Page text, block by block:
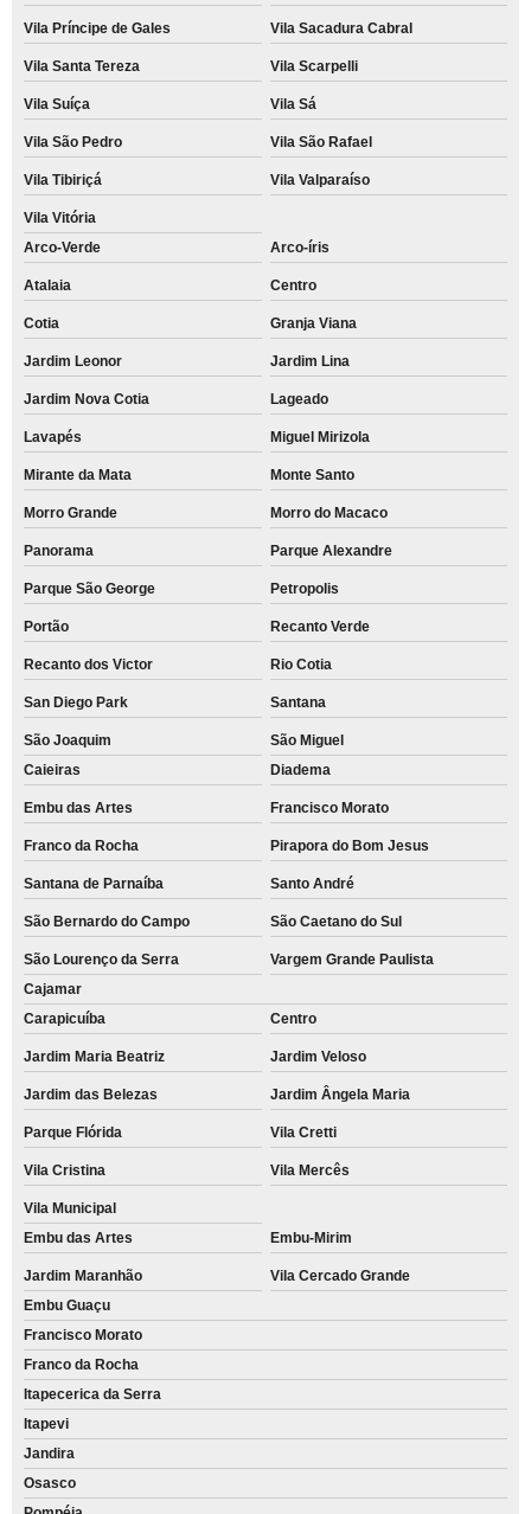
Vila Príncipe de Gales Vila Sacadura Cabral
Vila Santa Tereza Vila Scarpelli
Vila Suíça Vila Sá
Vila São Pedro Vila São Rafael
Vila Tibiriçá Vila Valparaíso
Vila Vitória
Arco-Verde
Arco-íris
Atalaia Centro
Cotia Granja Viana
Jardim Leonor Jardim Lina
Jardim Nova Cotia Lageado
Lavapés Miguel Mirizola
Mirante da Mata Monte Santo
Morro Grande Morro do Macaco
Panorama Parque Alexandre
Parque São George Petropolis
Portão Recanto Verde
Recanto dos Victor Rio Cotia
San Diego Park Santana
São Joaquim
São Miguel
Caieiras
Diadema
Embu das Artes Francisco Morato
Franco da Rocha Pirapora do Bom Jesus
Santana de Parnaíba Santo André
São Bernardo do Campo São Caetano do Sul
São Lourenço da Serra
Vargem Grande Paulista
Cajamar
Carapicuíba
Centro
Jardim Maria Beatriz Jardim Veloso
Jardim das Belezas Jardim Ângela Maria
Parque Flórida Vila Cretti
Vila Cristina Vila Mercês
Vila Municipal
Embu das Artes
Embu-Mirim
Jardim Maranhão
Vila Cercado Grande
Embu Guaçu
Francisco Morato
Franco da Rocha
Itapecerica da Serra
Itapevi
Jandira
Osasco